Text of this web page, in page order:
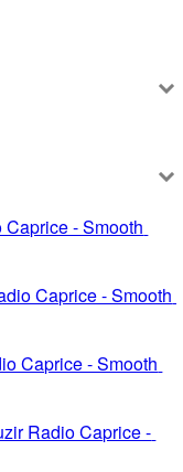
- Smooth
Caprice - Smooth
Caprice - Smooth
Radio Caprice -